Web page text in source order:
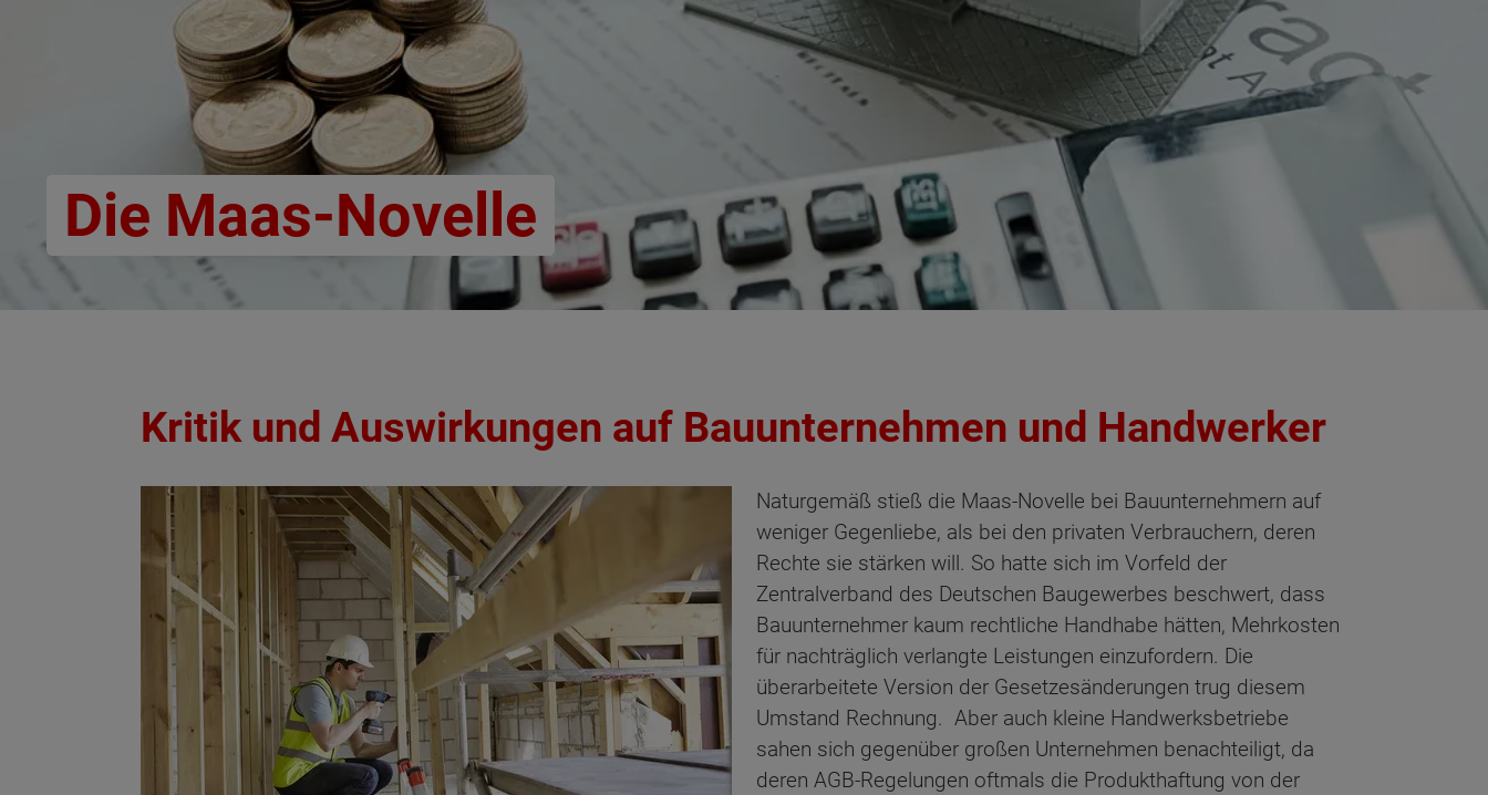
Die Maas-Novelle
Kritik und Auswirkungen auf Bauunternehmen und Handwerker
Naturgemäß stieß die Maas-Novelle bei Bauunternehmern auf
weniger Gegenliebe, als bei den privaten Verbrauchern, deren
Rechte sie stärken will. So hatte sich im Vorfeld der
Zentralverband des Deutschen Baugewerbes beschwert, dass
Bauunternehmer kaum rechtliche Handhabe hätten, Mehrkosten
für nachträglich verlangte Leistungen einzufordern. Die
überarbeitete Version der Gesetzesänderungen trug diesem
Umstand Rechnung. Aber auch kleine Handwerksbetriebe
sahen sich gegenüber großen Unternehmen benachteiligt, da
deren AGB-Regelungen oftmals die Produkthaftung von der